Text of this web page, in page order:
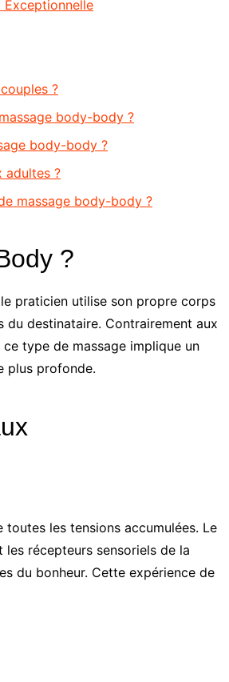
Exceptionnelle
?
body-body ?
body-body ?
adultes ?
massage body-body ?
?
praticien utilise son propre corps
destinataire. Contrairement aux
type de massage implique un
plus profonde.
les tensions accumulées. Le
récepteurs sensoriels de la
du bonheur. Cette expérience de